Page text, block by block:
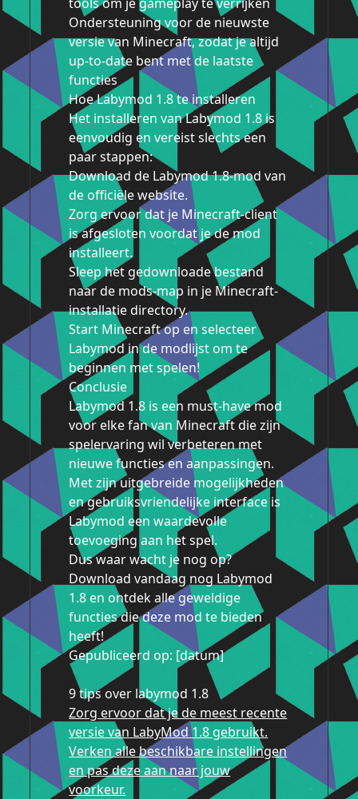
Ondersteuning voor de nieuwste
versie van Minecraft, zodat je altijd
up-to-date bent met de laatste
functies
Hoe Labymod 1.8 te installeren
Het installeren van Labymod 1.8 is
eenvoudig en vereist slechts een
paar stappen:
Download de Labymod 1.8-mod van
de officiële website.
Zorg ervoor dat je Minecraft-client
is afgesloten voordat je de mod
installeert.
Sleep het gedownloade bestand
naar de mods-map in je Minecraft-
installatie directory.
Start Minecraft op en selecteer
Labymod in de modlijst om te
beginnen met spelen!
Conclusie
Labymod 1.8 is een must-have mod
voor elke fan van Minecraft die zijn
spelervaring wil verbeteren met
nieuwe functies en aanpassingen.
Met zijn uitgebreide mogelijkheden
en gebruiksvriendelijke interface is
Labymod een waardevolle
toevoeging aan het spel.
Dus waar wacht je nog op?
Download vandaag nog Labymod
1.8 en ontdek alle geweldige
functies die deze mod te bieden
heeft!
Gepubliceerd op: [datum]
9 tips over labymod 1.8
Zorg ervoor dat je de meest recente
versie van LabyMod 1.8 gebruikt.
Verken alle beschikbare instellingen
en pas deze aan naar jouw
voorkeur.